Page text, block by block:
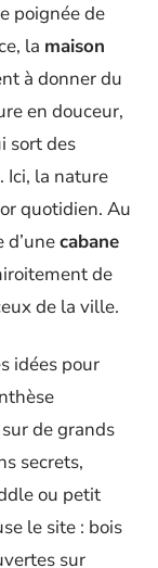
poignée de
la maison
à donner du
en douceur,
sort des
Ici, la nature
quotidien. Au
d’unecabane
de
de la ville.
idées pour
de grands
secrets,
ou petit
le site : bois
sur